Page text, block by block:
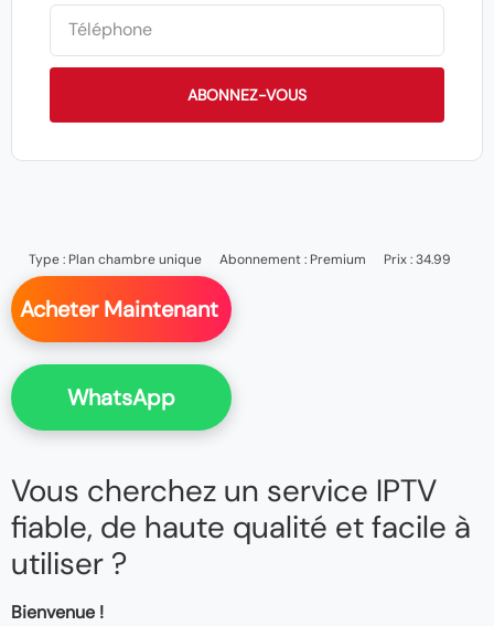
ABONNEZ-VOUS
Type : Plan chambre unique Abonnement : Premium Prix : 34.99
Acheter Maintenant
WhatsApp
Vous cherchez un service IPTV
fiable, de haute qualité et facile à
utiliser ?
Bienvenue !